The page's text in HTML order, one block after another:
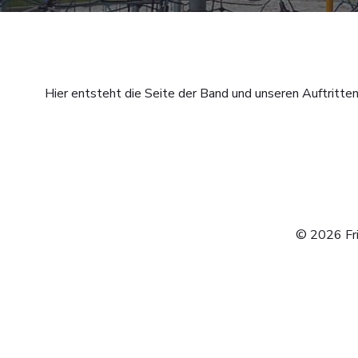
Hier entsteht die Seite der Band und unseren
© 2026